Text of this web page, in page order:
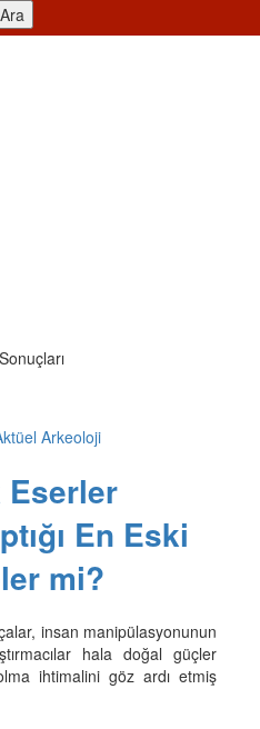
Ara
Arkeoloji
Eserler
En Eski
mi?
insan manipülasyonunun
hala doğal güçler
ihtimalini göz ardı etmiş